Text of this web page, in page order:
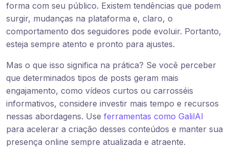
forma com seu público. Existem tendências que podem
surgir, mudanças na plataforma e, claro, o
comportamento dos seguidores pode evoluir. Portanto,
esteja sempre atento e pronto para ajustes.
Mas o que isso significa na prática? Se você perceber
que determinados tipos de posts geram mais
engajamento, como vídeos curtos ou carrosséis
informativos, considere investir mais tempo e recursos
nessas abordagens. Use ferramentas como GalilAI
para acelerar a criação desses conteúdos e manter sua
presença online sempre atualizada e atraente.